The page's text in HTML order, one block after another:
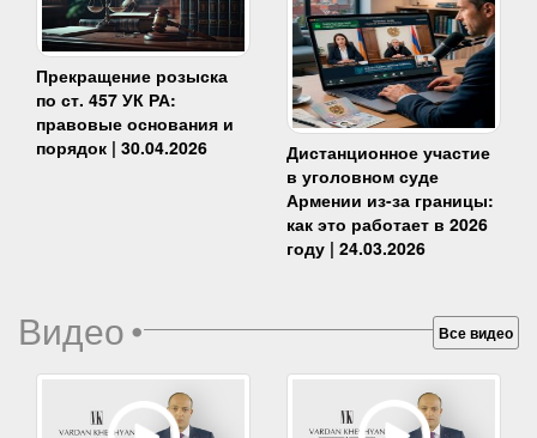
Прекращение розыска
по ст. 457 УК РА:
правовые основания и
порядок | 30.04.2026
Дистанционное участие
в уголовном суде
Армении из-за границы:
как это работает в 2026
году | 24.03.2026
Видео• Все видео